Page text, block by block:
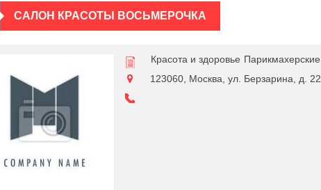
САЛОН КРАСОТЫ ВОСЬМЕРОЧКА
Красота и здоровье Парикмахерские
123060, Москва, ул. Берзарина, д. 22